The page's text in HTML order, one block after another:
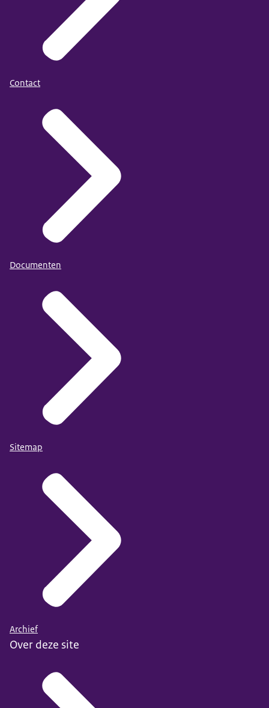
Contact
Documenten
Sitemap
Archief
Over deze site